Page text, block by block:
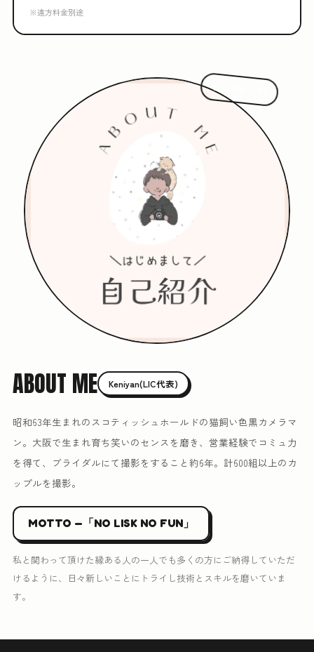
※遠方料金別途
はじめまして!
ABOUT ME Keniyan(LIC代表)
昭和63年生まれのスコティッシュホールドの猫飼い色黒カメラマ
ン。大阪で生まれ育ち笑いのセンスを磨き、営業経験でコミュ力
を得て、ブライダルにて撮影をすること約6年。計600組以上のカ
ップルを撮影。
MOTTO —「NO LISK NO FUN」
私と関わって頂けた縁ある人の一人でも多くの方にご納得していただ
けるように、日々新しいことにトライし技術とスキルを磨いていま
す。